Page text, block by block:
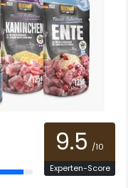
9.5 /10
Experten-Score